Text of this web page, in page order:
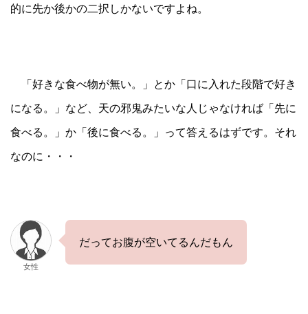
的に先か後かの二択しかないですよね。
「好きな食べ物が無い。」とか「口に入れた段階で好き
になる。」など、天の邪鬼みたいな人じゃなければ「先に
食べる。」か「後に食べる。」って答えるはずです。それ
なのに・・・
女性
だってお腹が空いてるんだもん